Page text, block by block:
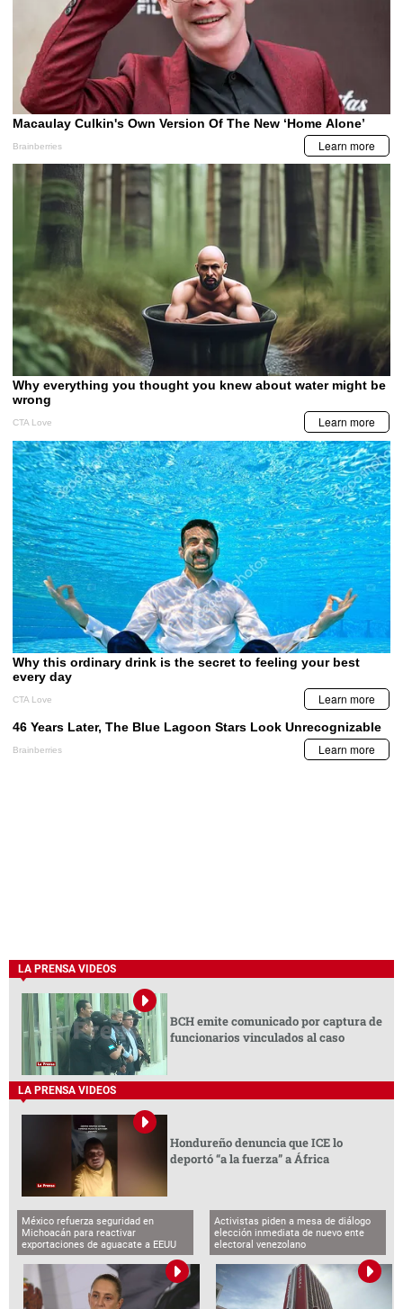
LA PRENSA VIDEOS
BCH emite comunicado por captura de
funcionarios vinculados al caso
LA PRENSA VIDEOS
Hondureño denuncia que ICE lo
deportó “a la fuerza” a África
México refuerza seguridad en
Michoacán para reactivar
exportaciones de aguacate a EEUU
Activistas piden a mesa de diálogo
elección inmediata de nuevo ente
electoral venezolano